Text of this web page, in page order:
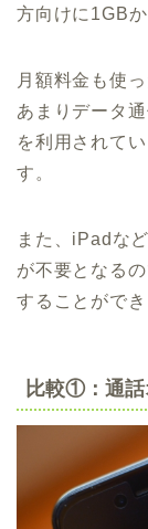
方向けに1GB
月額料金も使
あまりデータ
を利用されて
す。
また、iPadな
が不要となる
することができ
比較①：通話